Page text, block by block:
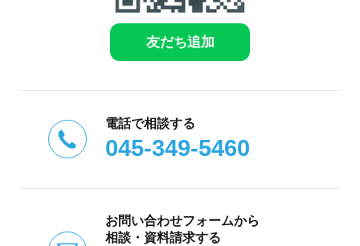
友だち追加
電話で相談する
045-349-5460
お問い合わせフォームから
相談・資料請求する